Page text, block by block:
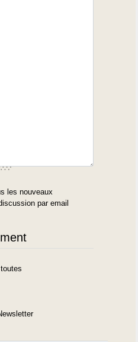
les nouveaux
par email